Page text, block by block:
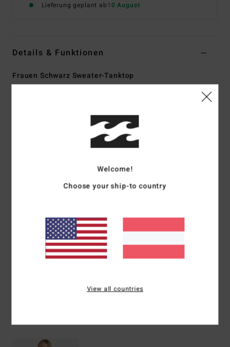
Lieferung geplant ab10 August
Details & Funktionen
Frauen Schwarz Sweater-Tanktop
„Tropical High" Kollektion
Rippstrickstoff aus Baumwolle
A-Linien-Passform
feste Träger
Logo:Metallplakette
Zusammensetzung100 % Baumwolle
ZULETZT ANGESEHENE ARTIKEL
Welcome!
Choose your ship-to country
View all countries